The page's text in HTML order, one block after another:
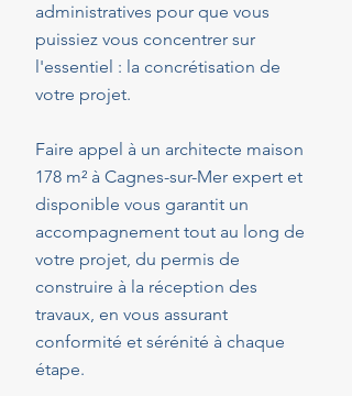
administratives pour que vous
puissiez vous concentrer sur
l'essentiel : la concrétisation de
votre projet.
Faire appel à un architecte maison
178 m² à Cagnes-sur-Mer expert et
disponible vous garantit un
accompagnement tout au long de
votre projet, du permis de
construire à la réception des
travaux, en vous assurant
conformité et sérénité à chaque
étape.